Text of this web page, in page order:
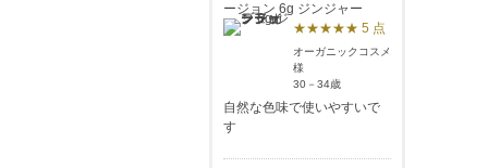
ージョン 6g ジンジャー
★★★★★ 5 点
オーガニックコスメ
様
30－34歳
自然な色味で使いやすいで
す